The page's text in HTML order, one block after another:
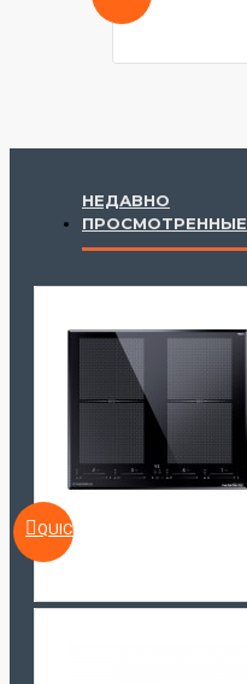
НЕДАВНО
ПРОСМОТРЕННЫЕ
QUICKVIEW